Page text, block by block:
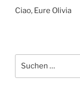
Ciao, Eure Olivia
nach: